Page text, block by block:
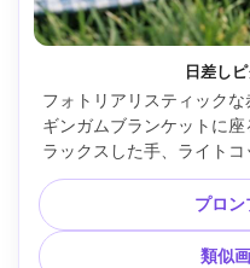
日差し
フォトリアリスティック
ギンガムブランケットに
ラックスした手、ライト
風で生地が揺れる、背景
明るい自然光に穏やかな
f/1.2、三分身構図、軽や
な肌や生地のしわ
プロン
類似